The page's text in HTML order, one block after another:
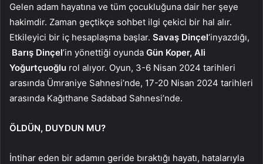
Gelen adam hayatına ve tüm çocukluğuna dair her şeye
hakimdir. Zaman geçtikçe sohbet ilgi çekici bir hal alır.
Etkileyici bir iç hesaplaşma başlar. Savaş Dinçel’inyazdığı,
Barış Dinçel’in yönettiği oyunda Gün Koper, Ali
Yoğurtçuoğlu rol alıyor. Oyun, 3-6 Nisan 2024 tarihleri
arasında Ümraniye Sahnesi’nde, 17-20 Nisan 2024 tarihleri
arasında Kağıthane Sadabad Sahnesi’nde.
ÖLDÜN, DUYDUN MU?
İntihar eden bir adamın geride bıraktığı hayatı, hatalarıyla